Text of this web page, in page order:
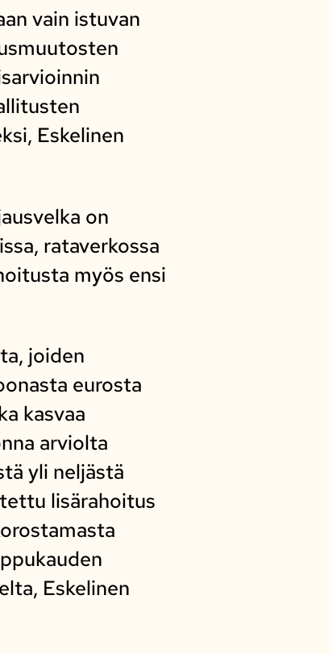
vain istuvan
Eskelinen
on
rataverkossa
myös ensi
joiden
eurosta
kasvaa
arviolta
yli neljästä
lisärahoitus
Eskelinen